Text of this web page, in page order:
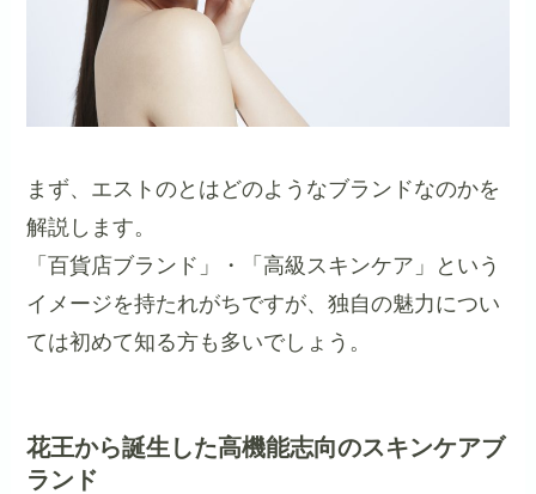
まず、エストのとはどのようなブランドなのかを
解説します。
「百貨店ブランド」・「高級スキンケア」という
イメージを持たれがちですが、独自の魅力につい
ては初めて知る方も多いでしょう。
花王から誕生した高機能志向のスキンケアブ
ランド